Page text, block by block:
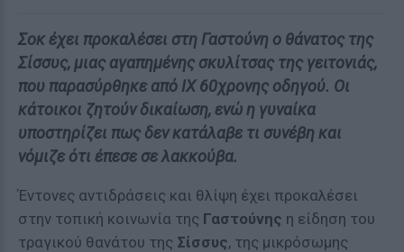
Σοκ έχει προκαλέσει στη Γαστούνη ο θάνατος της
Σίσσυς, μιας αγαπημένης σκυλίτσας της γειτονιάς,
που παρασύρθηκε από ΙΧ 60χρονης οδηγού. Οι
κάτοικοι ζητούν δικαίωση, ενώ η γυναίκα
υποστηρίζει πως δεν κατάλαβε τι συνέβη και
νόμιζε ότι έπεσε σε λακκούβα.
Έντονες αντιδράσεις και θλίψη έχει προκαλέσει
στην τοπική κοινωνία της Γαστούνης η είδηση του
τραγικού θανάτου της Σίσσυς, της μικρόσωμης